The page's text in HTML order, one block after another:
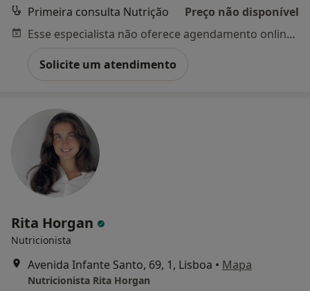
Primeira consulta Nutrição
Preço não disponível
Esse especialista não oferece agendamento online para esse endereço.
Solicite um atendimento
Rita Horgan
Nutricionista
Avenida Infante Santo, 69, 1, Lisboa • Mapa
Nutricionista Rita Horgan